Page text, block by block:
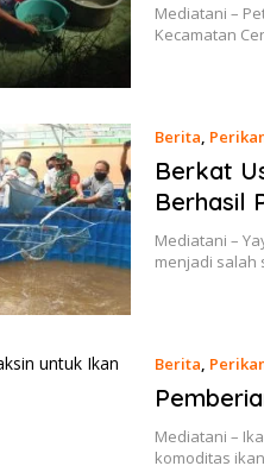
Mediatani –
Kecamatan
Berita,
Berkat
Berhasil
Mediatani –
menjadi salah
Berita,
Mediatani –
komoditas